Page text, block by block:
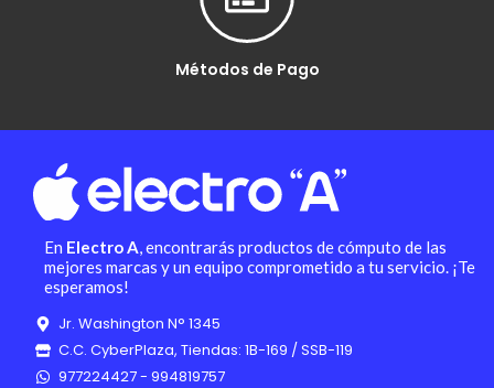
Métodos de Pago
En Electro A, encontrarás productos de cómputo de las
mejores marcas y un equipo comprometido a tu servicio. ¡Te
esperamos!
Jr. Washington N° 1345
C.C. CyberPlaza, Tiendas: 1B-169 / SSB-119
977224427 - 994819757